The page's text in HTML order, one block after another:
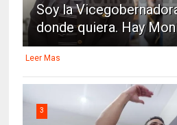
Soy la
donde quiera. Hay
Leer Mas
3